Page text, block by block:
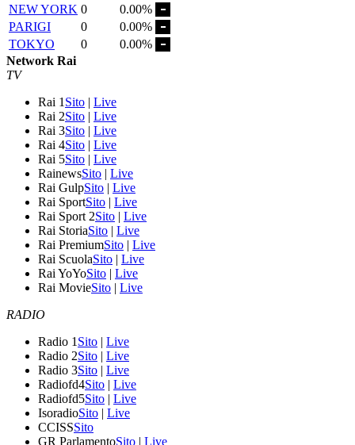
NEW YORK 0
0.00%
PARIGI
0
0.00%
TOKYO
0
0.00%
Network Rai
TV
Rai 1 Sito | Live
Rai 2Sito | Live
Rai 3Sito | Live
Rai 4Sito | Live
Rai 5Sito | Live
RainewsSito | Live
Rai GulpSito | Live
Rai SportSito | Live
Rai Sport 2Sito | Live
Rai StoriaSito | Live
Rai PremiumSito | Live
Rai ScuolaSito | Live
Rai YoYoSito | Live
Rai MovieSito | Live
RADIO
Radio 1 Sito | Live
Radio 2Sito | Live
Radio 3Sito | Live
Radiofd4Sito | Live
Radiofd5Sito | Live
IsoradioSito | Live
CCISSSito
GR ParlamentoSito | Live